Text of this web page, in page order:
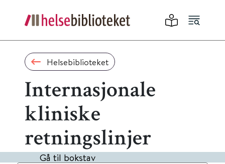
Helsebiblioteket
Internasjonale
kliniske
retningslinjer
Gå til bokstav